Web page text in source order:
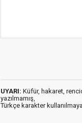
UYARI: Küfür, hakaret,
yazılmamış,
Türkçe karakter